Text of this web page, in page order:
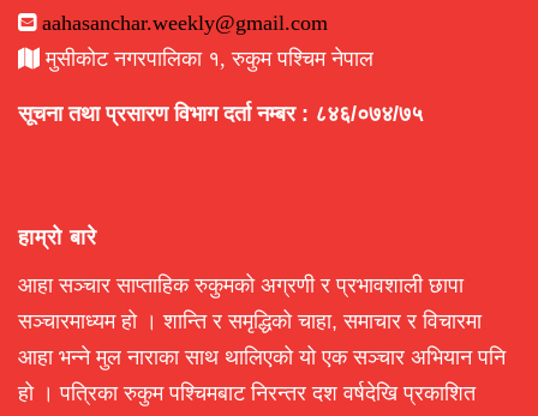
aahasanchar.weekly@gmail.com
मुसीकोट नगरपालिका १, रुकुम पश्चिम नेपाल
सूचना तथा प्रसारण विभाग दर्ता नम्बर : ८४६/०७४/७५
हाम्रो बारे
आहा सञ्चार साप्ताहिक रुकुमको अग्रणी र प्रभावशाली छापा
सञ्चारमाध्यम हो । शान्ति र समृद्धिको चाहा, समाचार र विचारमा
आहा भन्ने मुल नाराका साथ थालिएको यो एक सञ्चार अभियान पनि
हो । पत्रिका रुकुम पश्चिमबाट निरन्तर दश वर्षदेखि प्रकाशित